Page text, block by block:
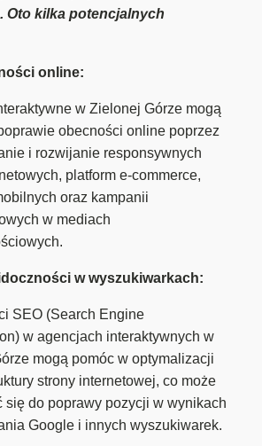
Oto kilka potencjalnych
online:
w Zielonej Górze mogą
obecności online poprzez
i rozwijanie responsywnych
platform e-commerce,
oraz kampanii
w mediach
w wyszukiwarkach:
SEO (Search Engine
w agencjach interaktywnych w
mogą pomóc w optymalizacji
strony internetowej, co może
się do poprawy pozycji w wynikach
Google i innych wyszukiwarek.